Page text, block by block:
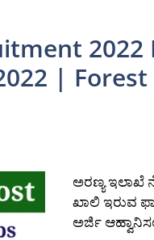
2022
| Forest
ಅರಣ್ಯ ಇಲಾಖೆ
ಖಾಲಿ ಇರುವ
ಅರ್ಜಿ